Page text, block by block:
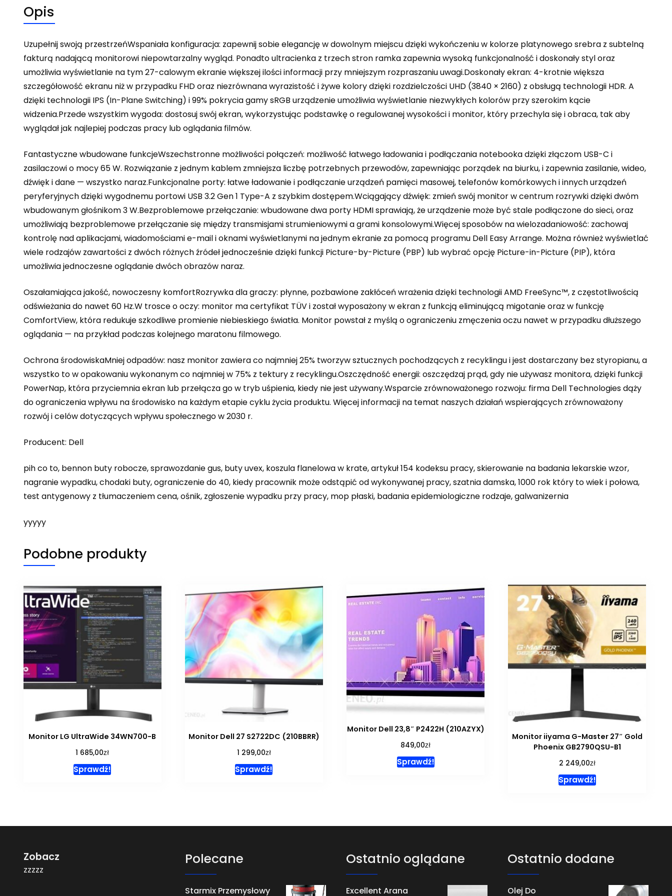
Opis
Uzupełnij swoją przestrzeńWspaniała konfiguracja: zapewnij sobie elegancję w dowolnym miejscu dzięki wykończeniu w kolorze platynowego srebra z subtelną
fakturą nadającą monitorowi niepowtarzalny wygląd. Ponadto ultracienka z trzech stron ramka zapewnia wysoką funkcjonalność i doskonały styl oraz
umożliwia wyświetlanie na tym 27-calowym ekranie większej ilości informacji przy mniejszym rozpraszaniu uwagi.Doskonały ekran: 4-krotnie większa
szczegółowość ekranu niż w przypadku FHD oraz niezrównana wyrazistość i żywe kolory dzięki rozdzielczości UHD (3840 × 2160) z obsługą technologii HDR. A
dzięki technologii IPS (In-Plane Switching) i 99% pokrycia gamy sRGB urządzenie umożliwia wyświetlanie niezwykłych kolorów przy szerokim kącie
widzenia.Przede wszystkim wygoda: dostosuj swój ekran, wykorzystując podstawkę o regulowanej wysokości i monitor, który przechyla się i obraca, tak aby
wyglądał jak najlepiej podczas pracy lub oglądania filmów.
Fantastyczne wbudowane funkcjeWszechstronne możliwości połączeń: możliwość łatwego ładowania i podłączania notebooka dzięki złączom USB-C i
zasilaczowi o mocy 65 W. Rozwiązanie z jednym kablem zmniejsza liczbę potrzebnych przewodów, zapewniając porządek na biurku, i zapewnia zasilanie, wideo,
dźwięk i dane — wszystko naraz.Funkcjonalne porty: łatwe ładowanie i podłączanie urządzeń pamięci masowej, telefonów komórkowych i innych urządzeń
peryferyjnych dzięki wygodnemu portowi USB 3.2 Gen 1 Type-A z szybkim dostępem.Wciągający dźwięk: zmień swój monitor w centrum rozrywki dzięki dwóm
wbudowanym głośnikom 3 W.Bezproblemowe przełączanie: wbudowane dwa porty HDMI sprawiają, że urządzenie może być stale podłączone do sieci, oraz
umożliwiają bezproblemowe przełączanie się między transmisjami strumieniowymi a grami konsolowymi.Więcej sposobów na wielozadaniowość: zachowaj
kontrolę nad aplikacjami, wiadomościami e-mail i oknami wyświetlanymi na jednym ekranie za pomocą programu Dell Easy Arrange. Można również wyświetlać
wiele rodzajów zawartości z dwóch różnych źródeł jednocześnie dzięki funkcji Picture-by-Picture (PBP) lub wybrać opcję Picture-in-Picture (PIP), która
umożliwia jednoczesne oglądanie dwóch obrazów naraz.
Oszałamiająca jakość, nowoczesny komfortRozrywka dla graczy: płynne, pozbawione zakłóceń wrażenia dzięki technologii AMD FreeSync™, z częstotliwością
odświeżania do nawet 60 Hz.W trosce o oczy: monitor ma certyfikat TÜV i został wyposażony w ekran z funkcją eliminującą migotanie oraz w funkcję
ComfortView, która redukuje szkodliwe promienie niebieskiego światła. Monitor powstał z myślą o ograniczeniu zmęczenia oczu nawet w przypadku dłuższego
oglądania — na przykład podczas kolejnego maratonu filmowego.
Ochrona środowiskaMniej odpadów: nasz monitor zawiera co najmniej 25% tworzyw sztucznych pochodzących z recyklingu i jest dostarczany bez styropianu, a
wszystko to w opakowaniu wykonanym co najmniej w 75% z tektury z recyklingu.Oszczędność energii: oszczędzaj prąd, gdy nie używasz monitora, dzięki funkcji
PowerNap, która przyciemnia ekran lub przełącza go w tryb uśpienia, kiedy nie jest używany.Wsparcie zrównoważonego rozwoju: firma Dell Technologies dąży
do ograniczenia wpływu na środowisko na każdym etapie cyklu życia produktu. Więcej informacji na temat naszych działań wspierających zrównoważony
rozwój i celów dotyczących wpływu społecznego w 2030 r.
Producent: Dell
pih co to, bennon buty robocze, sprawozdanie gus, buty uvex, koszula flanelowa w krate, artykuł 154 kodeksu pracy, skierowanie na badania lekarskie wzor,
nagranie wypadku, chodaki buty, ograniczenie do 40, kiedy pracownik może odstąpić od wykonywanej pracy, szatnia damska, 1000 rok który to wiek i połowa,
test antygenowy z tłumaczeniem cena, ośnik, zgłoszenie wypadku przy pracy, mop płaski, badania epidemiologiczne rodzaje, galwanizernia
yyyyy
Podobne produkty
Monitor LG UltraWide 34WN700-B
1 685,00zł
Sprawdź!
Monitor Dell 27 S2722DC (210BBRR)
1 299,00zł
Sprawdź!
Monitor Dell 23,8″ P2422H (210AZYX)
849,00zł
Sprawdź!
Monitor iiyama G-Master 27″ Gold
Phoenix GB2790QSU-B1
2 249,00zł
Sprawdź!
Zobacz
zzzzz
Polecane
Starmix Przemysłowy
Ostatnio oglądane
Excellent Arana
Ostatnio dodane
Olej Do